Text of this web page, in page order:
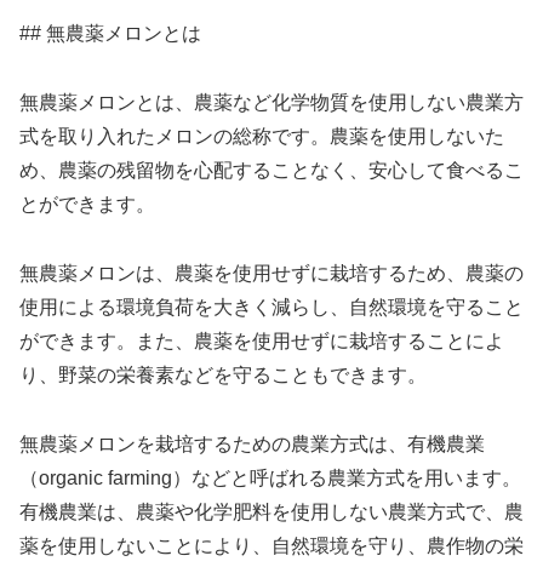
## 無農薬メロンとは
無農薬メロンとは、農薬など化学物質を使用しない農業方
式を取り入れたメロンの総称です。農薬を使用しないた
め、農薬の残留物を心配することなく、安心して食べるこ
とができます。
無農薬メロンは、農薬を使用せずに栽培するため、農薬の
使用による環境負荷を大きく減らし、自然環境を守ること
ができます。また、農薬を使用せずに栽培することによ
り、野菜の栄養素などを守ることもできます。
無農薬メロンを栽培するための農業方式は、有機農業
（organic farming）などと呼ばれる農業方式を用います。
有機農業は、農薬や化学肥料を使用しない農業方式で、農
薬を使用しないことにより、自然環境を守り、農作物の栄